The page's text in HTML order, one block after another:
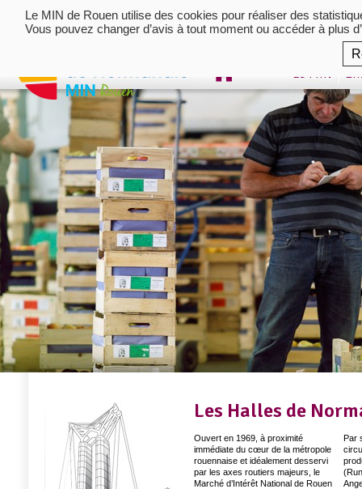
Le MIN
Les Halles de
Ouvert en 1969, à proximité
immédiate du cœur de la métropole
rouennaise et idéalement desservi
par les axes routiers majeurs, le
Marché d’Intérêt National de Rouen
Par
Le MIN de Rouen utilise des cookies pour réaliser des
Vous pouvez changer d’avis à tout moment ou accéder à plus